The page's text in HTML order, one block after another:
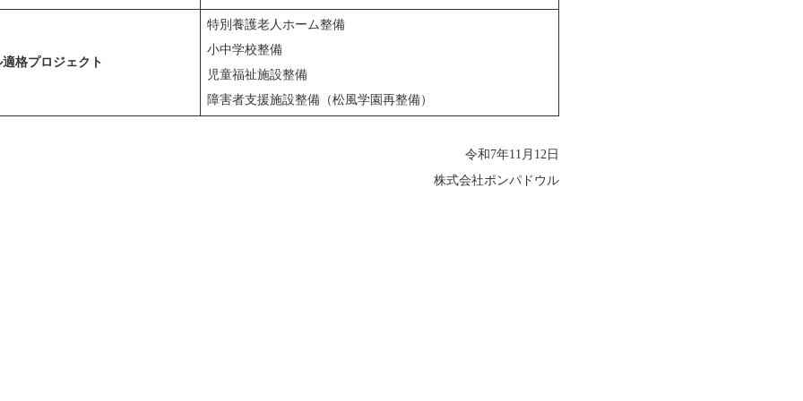
格プロジェクト
特別養護老人ホーム整備
小中学校整備
児童福祉施設整備
障害者⽀援施設整備（松風学園再整備）
令和7年11月12日
株式会社ポンパドウル